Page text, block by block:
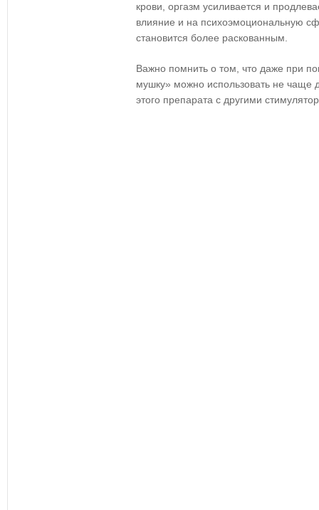
крови, оргазм усиливается и
влияние и на психоэмоциональную
становится более раскованным.
Важно помнить о том, что даже при
мушку» можно использовать не чаще
этого препарата с другими